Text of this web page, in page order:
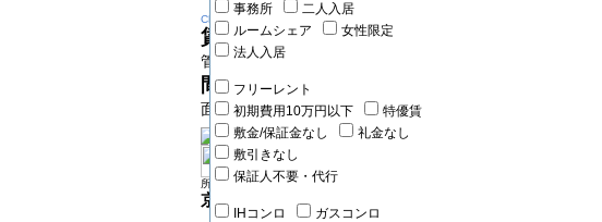
事務所
二人入居
ルームシェア
女性限定
法人入居
フリーレント
初期費用10万円以下
特優賃
敷金/保証金なし
礼金なし
敷引きなし
保証人不要・代行
IHコンロ
ガスコンロ
Change
賃料12.2万円
管理費 6500円
間取り1K
面積 21㎡
所在地：品川区東大井
京急本線 鮫洲駅 徒歩4分